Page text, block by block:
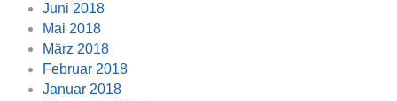
Juni 2018
Mai 2018
März 2018
Februar 2018
Januar 2018